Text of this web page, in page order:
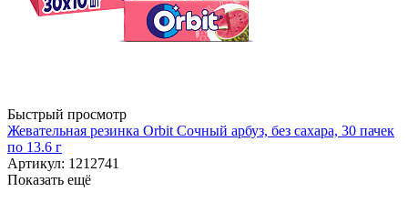
Быстрый просмотр
Жевательная резинка Orbit Сочный арбуз, без сахара, 30 пачек
по 13.6 г
Артикул: 1212741
Показать ещё